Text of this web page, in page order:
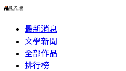
最新消息
文學新聞
全部作品
排行榜